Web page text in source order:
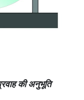
की अनुभूति